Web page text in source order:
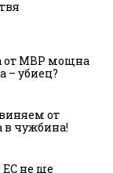
от МВР мощна
– убиец?
от
в чужбина!
ЕС не ще